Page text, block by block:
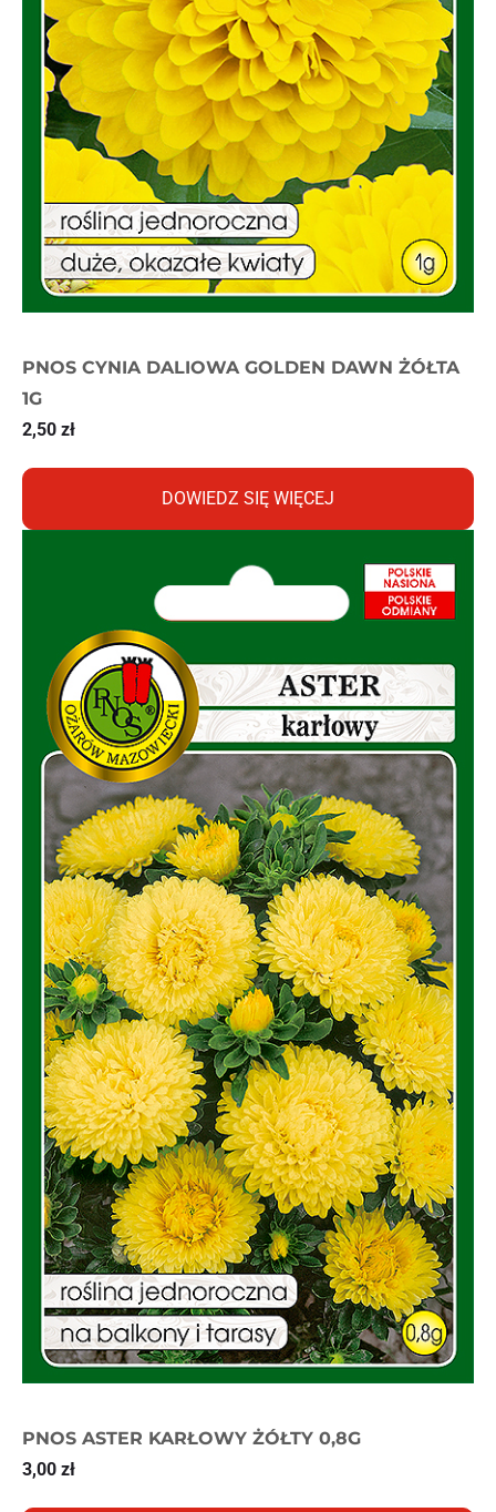
PNOS CYNIA DALIOWA GOLDEN DAWN ŻÓŁTA
1G
2,50 zł
DOWIEDZ SIĘ WIĘCEJ
PNOS ASTER KARŁOWY ŻÓŁTY 0,8G
3,00 zł